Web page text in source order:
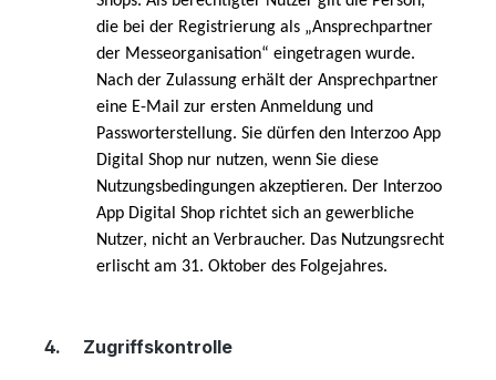
die bei der Registrierung als „Ansprechpartner
der Messeorganisation“ eingetragen wurde.
Nach der Zulassung erhält der Ansprechpartner
eine E-Mail zur ersten Anmeldung und
Passworterstellung. Sie dürfen den Interzoo App
Digital Shop nur nutzen, wenn Sie diese
Nutzungsbedingungen akzeptieren. Der Interzoo
App Digital Shop richtet sich an gewerbliche
Nutzer, nicht an Verbraucher. Das Nutzungsrecht
erlischt am 31. Oktober des Folgejahres.
4. Zugriffskontrolle